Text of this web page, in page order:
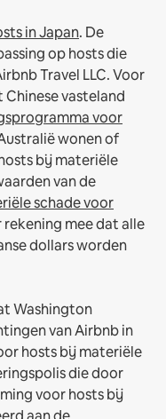
in Japan. De
op hosts die
Travel LLC.Voor
vasteland
voor
wonen of
bij materiële
van de
schade voor
rekening mee dat alle
dollars worden
Washington
van Airbnb in
hosts bij materiële
die door
voor hosts bij